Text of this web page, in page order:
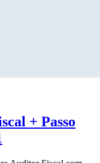
+ Passo